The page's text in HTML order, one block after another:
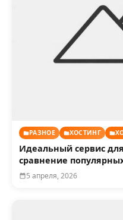
РАЗНОЕ ХОСТИНГ
Идеальный сервис
сравнение
5 апреля, 2026